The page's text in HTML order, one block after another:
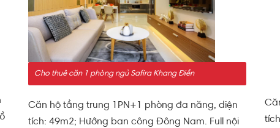
Cho thuê căn 1 phòng ngủ Safira Khang Điền
Căn hộ tầng trung 1PN+1 phòng đa năng, diện
tích: 49m2; Hướng ban công Đông Nam. Full nội